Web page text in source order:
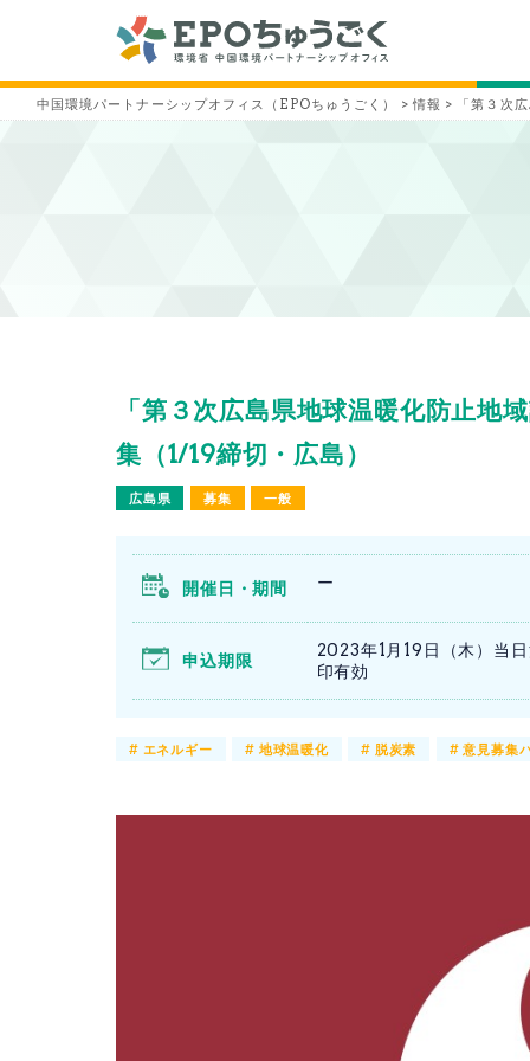
中国環境パートナーシップオフィス（EPOちゅうごく） >情報 > 「第３次
「第３次広島県地球温暖化防止地
集（1/19締切・広島）
広島県 募集 一般
開催日・期間 ー
申込期限
2023年1月19日（木）当
印有効
# エネルギー # 地球温暖化 # 脱炭素 #意見募集